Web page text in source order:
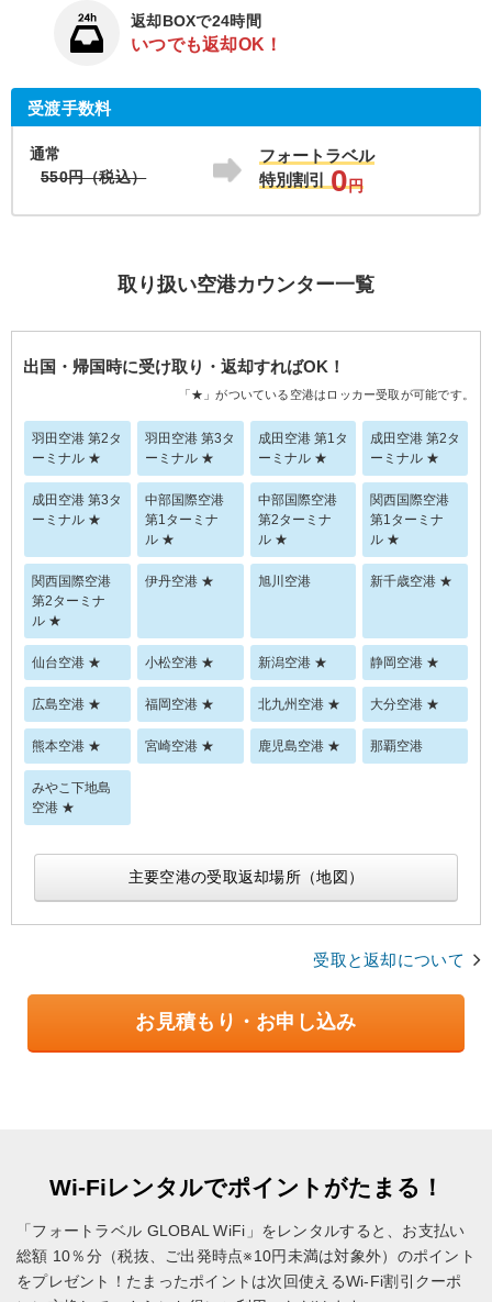
返却BOXで24時間
いつでも返却OK！
受渡手数料
通常
550円（税込）
フォートラベル
特別割引
0円
取り扱い空港カウンター一覧
出国・帰国時に受け取り・返却すればOK！
「★」がついている空港はロッカー受取が可能です。
羽田空港 第2タ
ーミナル ★
羽田空港 第3タ
ーミナル ★
成田空港 第1タ
ーミナル ★
成田空港 第2タ
ーミナル ★
成田空港 第3タ
ーミナル ★
中部国際空港
第1ターミナ
ル ★
中部国際空港
第2ターミナ
ル ★
関西国際空港
第1ターミナ
ル ★
関西国際空港
第2ターミナ
ル ★
伊丹空港 ★ 旭川空港 新千歳空港 ★
仙台空港 ★ 小松空港 ★ 新潟空港 ★ 静岡空港 ★
広島空港 ★ 福岡空港 ★ 北九州空港 ★ 大分空港 ★
熊本空港 ★ 宮崎空港 ★ 鹿児島空港 ★ 那覇空港
みやこ下地島
空港 ★
主要空港の受取返却場所（地図）
受取と返却について
お見積もり・お申し込み
Wi-Fiレンタルでポイントがたまる！
「フォートラベル GLOBAL WiFi」をレンタルすると、お支払い
総額 10％分（税抜、ご出発時点※10円未満は対象外）のポイント
をプレゼント！ たまったポイントは次回使えるWi-Fi割引クーポ